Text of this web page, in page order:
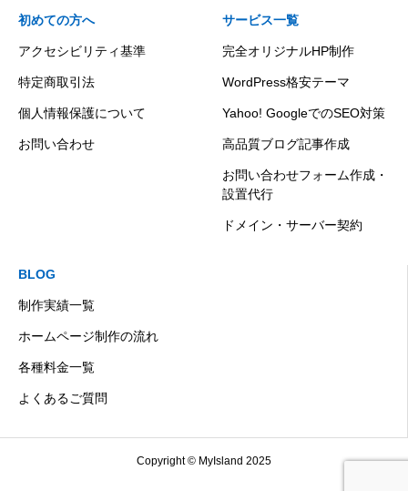
初めての方へ
アクセシビリティ基準
特定商取引法
個人情報保護について
お問い合わせ
サービス一覧
完全オリジナルHP制作
WordPress格安テーマ
Yahoo! GoogleでのSEO対策
高品質ブログ記事作成
お問い合わせフォーム作成・
設置代行
ドメイン・サーバー契約
BLOG
制作実績一覧
ホームページ制作の流れ
各種料金一覧
よくあるご質問
Copyright © MyIsland 2025